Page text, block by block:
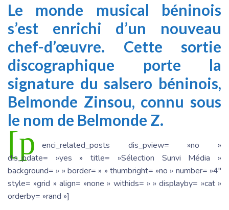
Le monde musical béninois
s’est enrichi d’un nouveau
chef-d’œuvre. Cette sortie
discographique porte la
signature du salsero béninois,
Belmonde Zinsou, connu sous
le nom de Belmonde Z.
[p
enci_related_posts dis_pview= »no »
dis_pdate= »yes » title= »Sélection Sunvi Média »
background= » » border= » » thumbright= »no » number= »4″
style= »grid » align= »none » withids= » » displayby= »cat »
orderby= »rand »]